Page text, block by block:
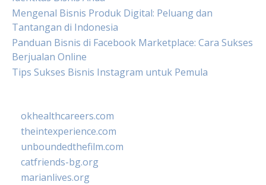
Mengenal Bisnis Produk Digital: Peluang dan
Tantangan di Indonesia
Panduan Bisnis di Facebook Marketplace: Cara Sukses
Berjualan Online
Tips Sukses Bisnis Instagram untuk Pemula
okhealthcareers.com
theintexperience.com
unboundedthefilm.com
catfriends-bg.org
marianlives.org